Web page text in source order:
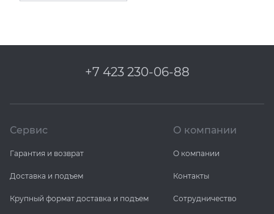
+7 423 230-06-88
Сервис
Гарантия и возврат
Доставка и подъем
Крупный формат доставка и подъем
О компании
О компании
Контакты
Сотрудничество